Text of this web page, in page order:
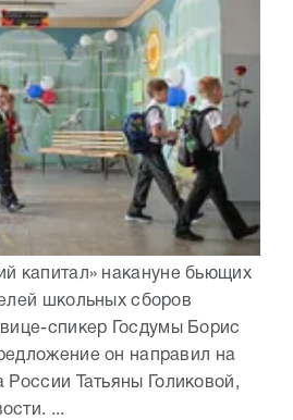
капитал» накануне бьющих
школьных сборов
спикер Госдумы Борис
он направил на
Татьяны Голиковой,
...